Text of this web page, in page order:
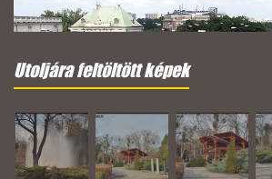
Utoljára feltöltött képek